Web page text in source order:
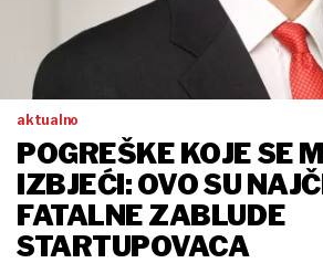
aktualno
POGREŠKE KOJE SE
IZBJEĆI: OVO SU
FATALNE ZABLUDE
STARTUPOVACA